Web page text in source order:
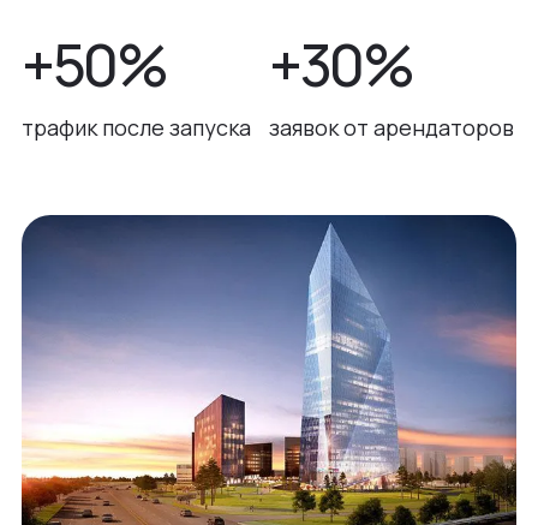
+50%
трафик после запуска
+30%
заявок от арендаторов